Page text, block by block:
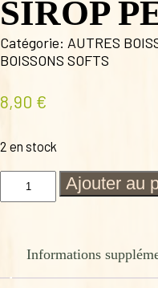
SIROP
Catégorie: AUTRES
BOISSONS SOFTS
8,90 €
2 en stock
quantité
Ajouter au
Informations